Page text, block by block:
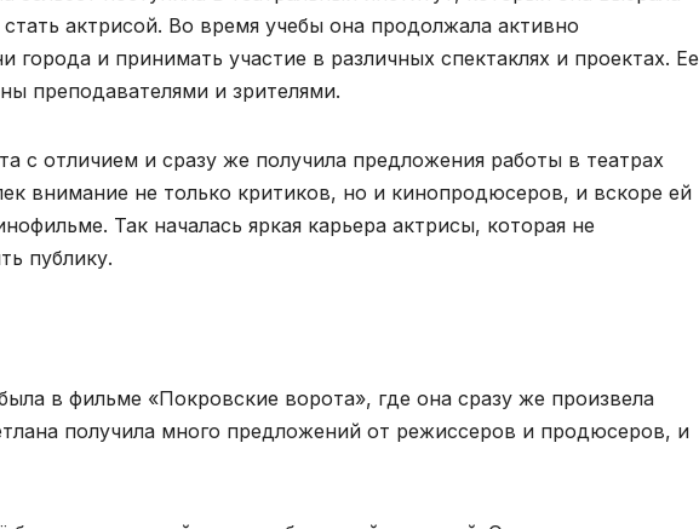
актрисой. Во время учебы она продолжала активно
города и принимать участие в различных спектаклях и проектах. Ее
преподавателями и зрителями.
с отличием и сразу же получила предложения работы в театрах
внимание не только критиков, но и кинопродюсеров, и вскоре ей
Так началась яркая карьера актрисы, которая не
публику.
в фильме «Покровские ворота», где она сразу же произвела
получила много предложений от режиссеров и продюсеров, и